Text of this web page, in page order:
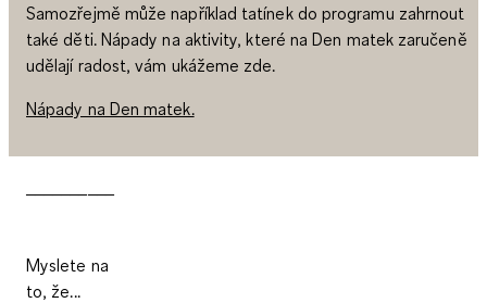
Samozřejmě může například tatínek do programu zahrnout
také děti. Nápady na aktivity, které na Den matek zaručeně
udělají radost, vám ukážeme zde.
Nápady na Den matek.
Myslete na
to, že...